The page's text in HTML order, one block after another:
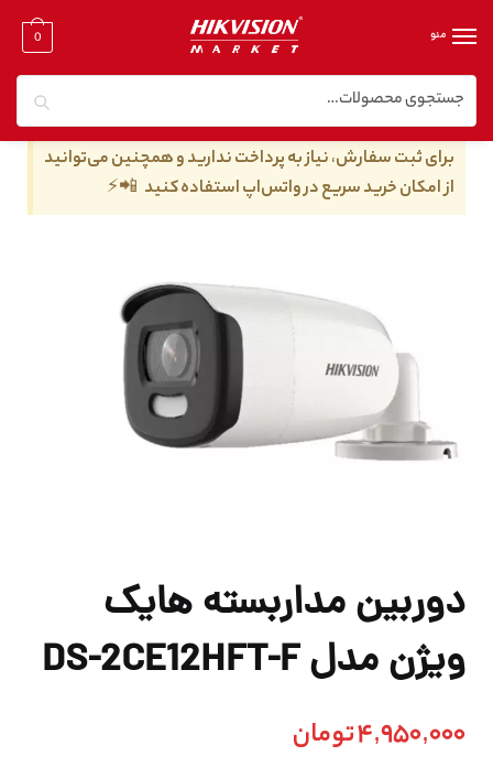
منو 0
خانه / دوربین مدار بسته توربو اچ دی دوربین مداربسته هایک ویژن مدل DS-2CE12HFT-F
برای ثبت سفارش، نیاز به پرداخت ندارید و همچنین می‌توانید
از امکان خرید سریع در واتس‌اپ استفاده کنید 📲⚡
دوربین مداربسته هایک
ویژن مدل DS-2CE12HFT-F
4,950,000تومان